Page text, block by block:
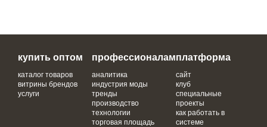
купить оптом
каталог товаров
витрины брендов
услуги
профессионалам
аналитика
индустрия моды
тренды
производство
технологии
торговая площадь
платформа
сайт
клуб
специальные
проекты
как работать в
системе